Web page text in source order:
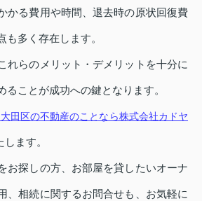
かる費用や時間、退去時の原状回復費
も多く存在します。
れらのメリット・デメリットを十分に
ることが成功への鍵となります。
田区の不動産のことなら株式会社カドヤ
ます。
お探しの方、お部屋を貸したいオーナ
、相続に関するお問合せも、お気軽に